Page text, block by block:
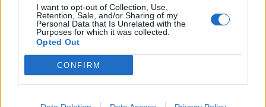
I want to opt-out of Collection, Use,
Retention, Sale, and/or Sharing of my
Personal Data that Is Unrelated with the
Purposes for which it was collected.
Opted Out
CONFIRM
Casellato
Russo
Munarini,
Quarta Giudice:Boareto
TMO:Vivarini